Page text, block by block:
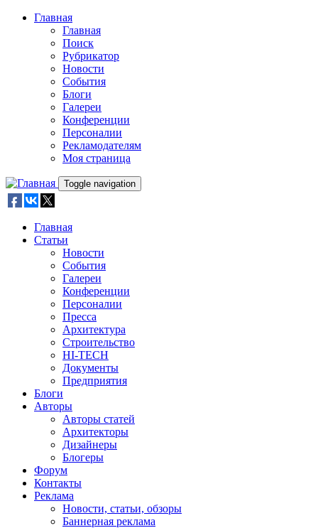
Skip to main content
Главная
Главная
Поиск
Рубрикатор
Новости
События
Блоги
Галереи
Конференции
Персоналии
Рекламодателям
Моя страница
Toggle navigation
Главная
Статьи
Новости
События
Галереи
Конференции
Персоналии
Пресса
Архитектура
Строительство
HI-TECH
Документы
Предприятия
Блоги
Авторы
Авторы статей
Архитекторы
Дизайнеры
Блогеры
Форум
Контакты
Реклама
Новости, статьи, обзоры
Баннерная реклама